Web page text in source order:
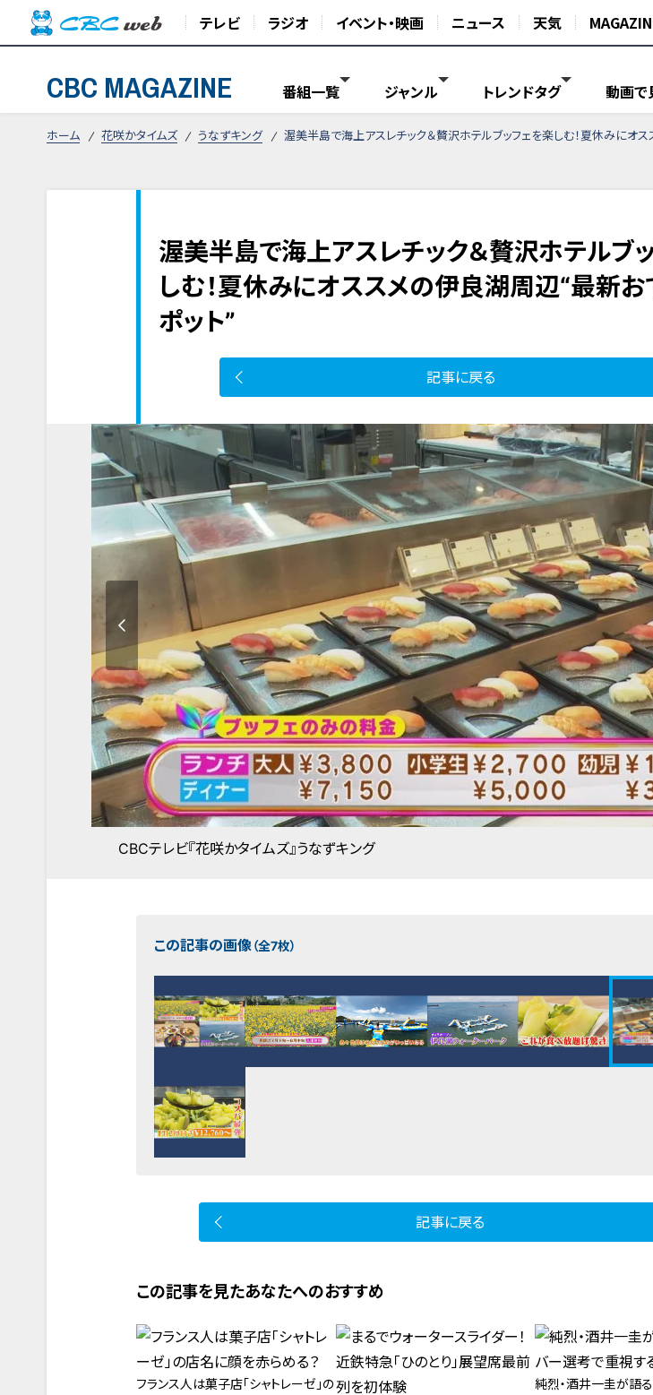
テレビ ラジオ イベント・映画 ニュース 天気
CBC MAGAZINE 番組一覧 ジャンル トレンドタグ 動画で
ホーム 花咲かタイムズ うなずキング 渥美半島で海上アスレチック＆贅沢ホテルブッフェを楽しむ！夏休みにオ
渥美半島で海上アスレチック＆贅沢ホテルブ
しむ！夏休みにオススメの伊良湖周辺“最新お
ポット”
記事に戻る
CBCテレビ『花咲かタイムズ』うなずキング
この記事の画像（全7枚）
記事に戻る
この記事を見たあなたへのおすすめ
フランス人は菓子店「シャトレーゼ」の
純烈・酒井一圭が語